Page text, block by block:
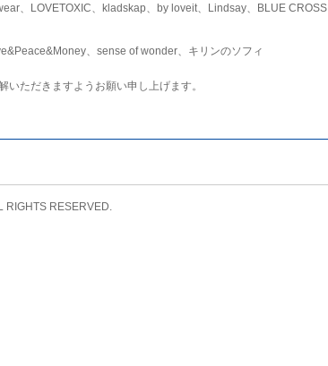
、LOVETOXIC、kladskap、by loveit、Lindsay、BLUE CROSS
、sense of wonder、キリンのソフィ
ただきますようお願い申し上げます。